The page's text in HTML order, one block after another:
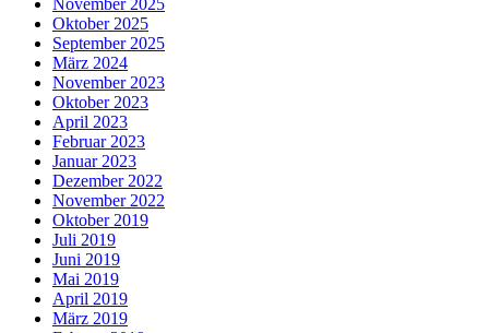
Oktober 2025
September 2025
März 2024
November 2023
Oktober 2023
April 2023
Februar 2023
Januar 2023
Dezember 2022
November 2022
Oktober 2019
Juli 2019
Juni 2019
Mai 2019
April 2019
März 2019